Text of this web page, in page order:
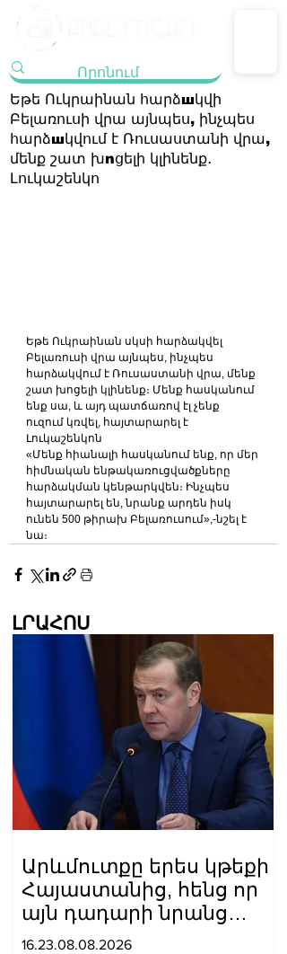
Եթե Ուկրաինան հարձшկվի
Բելառուսի վրա այնպես, ինչպես
հարձшկվում է Ռուսաստանի վրա,
մենք շատ խnցելի կլինենք․
Լուկաշենկո
Եթե ​​Ուկրաինան սկսի հարձակվել
Բելառուսի վրա այնպես, ինչպես
հարձակվում է Ռուսաստանի վրա, մենք
շատ խոցելի կլինենք։ Մենք հասկանում
ենք սա, և այդ պատճառով էլ չենք
ուզում կռվել, հայտարարել է
Լուկաշենկոն
«Մենք հիանալի հասկանում ենք, որ մեր
հիմնական ենթակառուցվածքները
հարձակման կենթարկվեն։ Ինչպես
հայտարարել են, նրանք արդեն իսկ
ունեն 500 թիրախ Բելառուսում»,-նշել է
նա։
ԼՐԱՀՈՍ
Արևմուտքը երես կթեքի
Հայաստանից, հենց որ
այն դադարի նրանց
համար
16.23.08.08.2026